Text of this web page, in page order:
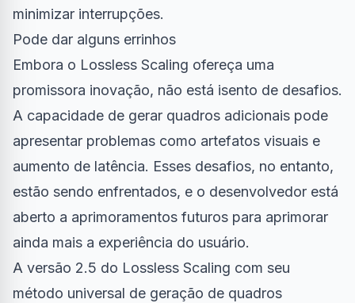
minimizar interrupções.
Pode dar alguns errinhos
Embora o Lossless Scaling ofereça uma
promissora inovação, não está isento de desafios.
A capacidade de gerar quadros adicionais pode
apresentar problemas como artefatos visuais e
aumento de latência. Esses desafios, no entanto,
estão sendo enfrentados, e o desenvolvedor está
aberto a aprimoramentos futuros para aprimorar
ainda mais a experiência do usuário.
A versão 2.5 do Lossless Scaling com seu
método universal de geração de quadros